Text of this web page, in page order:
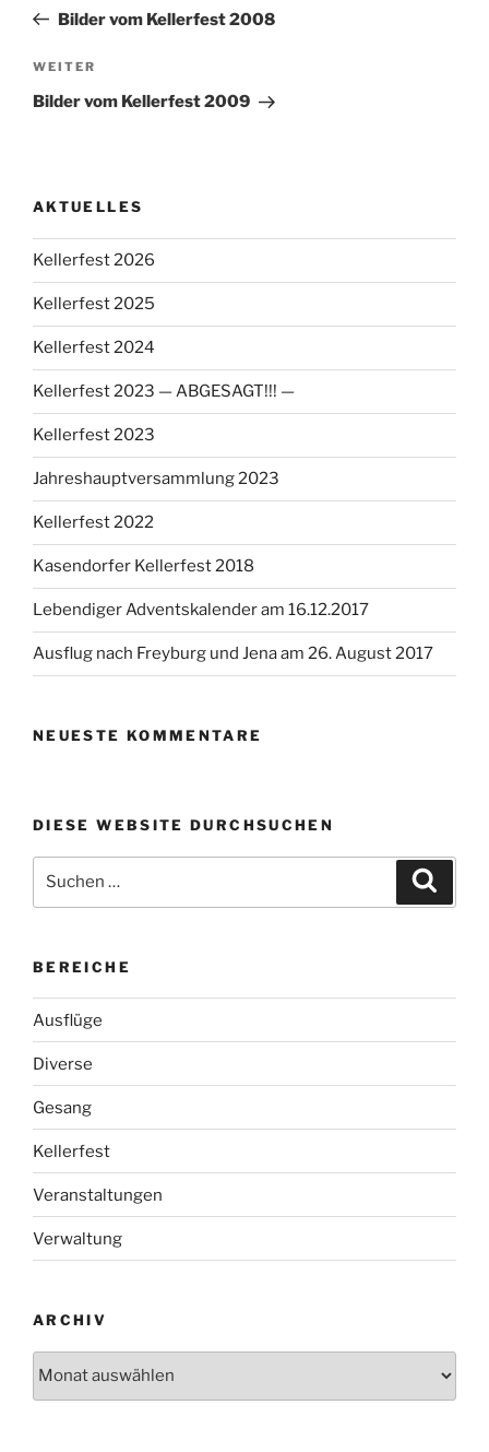
Beitrag
Bilder vom Kellerfest 2008
Nächster
Beitrag
WEITER
Bilder vom Kellerfest 2009
AKTUELLES
Kellerfest 2026
Kellerfest 2025
Kellerfest 2024
Kellerfest 2023 — ABGESAGT!!! —
Kellerfest 2023
Jahreshauptversammlung 2023
Kellerfest 2022
Kasendorfer Kellerfest 2018
Lebendiger Adventskalender am 16.12.2017
Ausflug nach Freyburg und Jena am 26. August 2017
NEUESTE KOMMENTARE
DIESE WEBSITE DURCHSUCHEN
nach:
BEREICHE
Ausflüge
Diverse
Gesang
Kellerfest
Veranstaltungen
Verwaltung
ARCHIV